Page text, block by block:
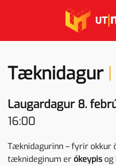
Skip to main content
Tæknidagur |
Laugardagur 8.
16:00
Tæknidagurinn – fyrir okkur
tæknideginum er ókeypis